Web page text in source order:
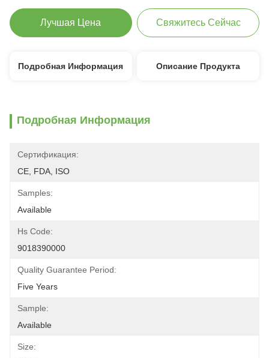
Лучшая Цена Свяжитесь Сейчас
Подробная Информация Описание Продукта
Подробная Информация
Сертификация:
CE, FDA, ISO
Samples:
Available
Hs Code:
9018390000
Quality Guarantee Period:
Five Years
Sample:
Available
Size: